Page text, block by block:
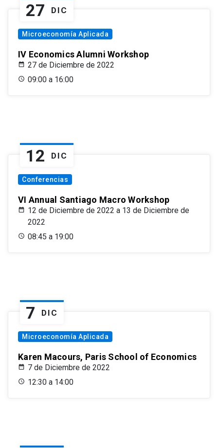
27 DIC
Microeconomía Aplicada
IV Economics Alumni Workshop
27 de Diciembre de 2022
09:00 a 16:00
12 DIC
Conferencias
VI Annual Santiago Macro Workshop
12 de Diciembre de 2022 a 13 de Diciembre de
2022
08:45 a 19:00
7 DIC
Microeconomía Aplicada
Karen Macours, Paris School of Economics
7 de Diciembre de 2022
12:30 a 14:00